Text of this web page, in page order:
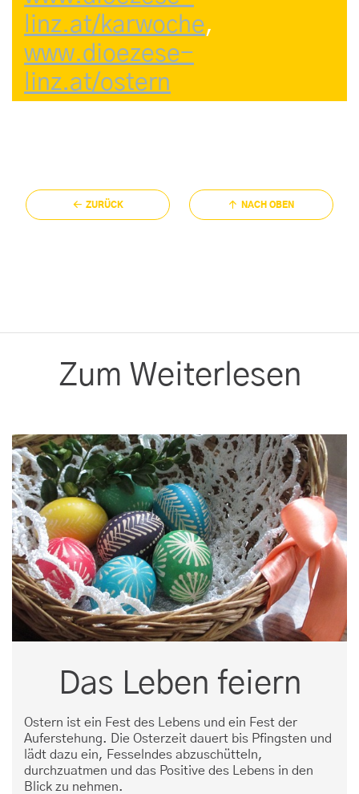
linz.at/karwoche,
www.dioezese-
linz.at/ostern
ZURÜCK NACH OBEN
Zum Weiterlesen
Das Leben feiern
Ostern ist ein Fest des Lebens und ein Fest der
Auferstehung. Die Osterzeit dauert bis Pfingsten und
lädt dazu ein, Fesselndes abzuschütteln,
durchzuatmen und das Positive des Lebens in den
Blick zu nehmen.